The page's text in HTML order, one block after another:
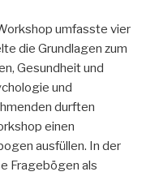
umfasste vier
die Grundlagen zum
Gesundheit und
und
durften
einen
ausfüllen. In der
Fragebögen als